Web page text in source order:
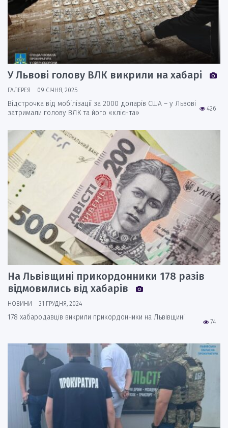
У Львові голову ВЛК викрили на хабарі
ГАЛЕРЕЯ 09 СІЧНЯ, 2025
426
Відстрочка від мобілізації за 2000 доларів США – у Львові
затримали голову ВЛК та його «клієнта»
На Львівщині прикордонники 178 разів
відмовились від хабарів
НОВИНИ 31 ГРУДНЯ, 2024
74
178 хабародавців викрили прикордонники на Львівщині